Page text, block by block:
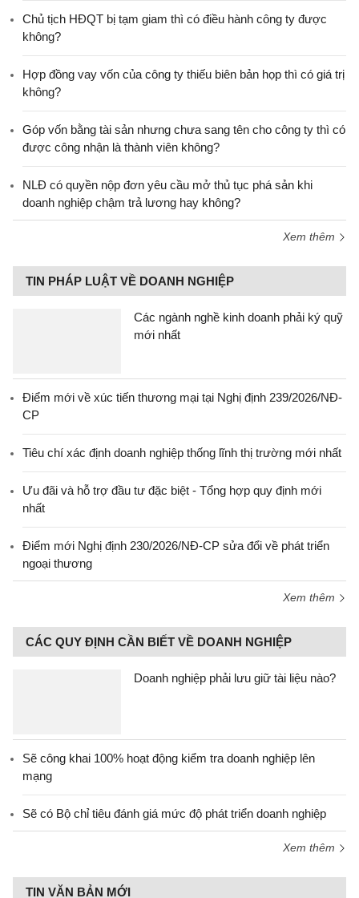
Chủ tịch HĐQT bị tạm giam thì có điều hành công ty được
không?
Hợp đồng vay vốn của công ty thiếu biên bản họp thì có giá trị
không?
Góp vốn bằng tài sản nhưng chưa sang tên cho công ty thì có
được công nhận là thành viên không?
NLĐ có quyền nộp đơn yêu cầu mở thủ tục phá sản khi
doanh nghiệp chậm trả lương hay không?
Xem thêm
TIN PHÁP LUẬT VỀ DOANH NGHIỆP
Các ngành nghề kinh doanh phải ký quỹ
mới nhất
Điểm mới về xúc tiến thương mại tại Nghị định 239/2026/NĐ-
CP
Tiêu chí xác định doanh nghiệp thống lĩnh thị trường mới nhất
Ưu đãi và hỗ trợ đầu tư đặc biệt - Tổng hợp quy định mới
nhất
Điểm mới Nghị định 230/2026/NĐ-CP sửa đổi về phát triển
ngoại thương
Xem thêm
CÁC QUY ĐỊNH CẦN BIẾT VỀ DOANH NGHIỆP
Doanh nghiệp phải lưu giữ tài liệu nào?
Sẽ công khai 100% hoạt động kiểm tra doanh nghiệp lên
mạng
Sẽ có Bộ chỉ tiêu đánh giá mức độ phát triển doanh nghiệp
Xem thêm
TIN VĂN BẢN MỚI